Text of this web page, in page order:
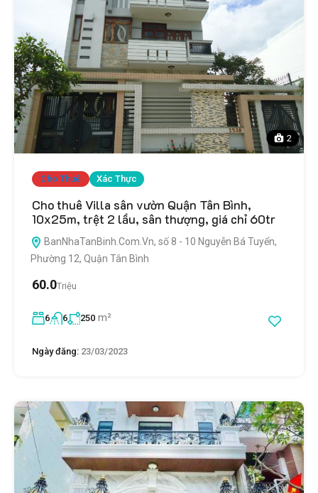
2
Cho Thuê Xác Thực
Cho thuê Villa sân vườn Quận Tân Bình,
10x25m, trệt 2 lầu, sân thượng, giá chỉ 60tr
BanNhaTanBinh.Com.Vn, số 8 - 10 Nguyễn Bá Tuyển,
Phường 12, Quận Tân Bình
60.0Triệu
6 6 250 m²
Ngày đăng: 23/03/2023